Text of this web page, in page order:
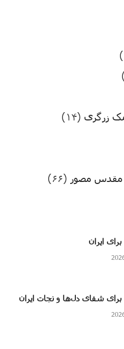
زرگری (۱۴)
مقدس مصور (۶۶)
ایران
برای شفای دل‌ها و نجات ایران